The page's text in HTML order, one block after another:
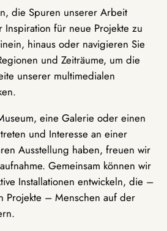
die Spuren unserer Arbeit
für neue Projekte zu
hinaus oder navigieren Sie
und Zeiträume, um die
unserer multimedialen
eine Galerie oder einen
und Interesse an einer
Ausstellung haben, freuen wir
Gemeinsam können wir
Installationen entwickeln, die –
Projekte – Menschen auf der